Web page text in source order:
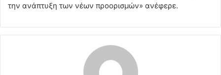
την ανάπτυξη των νέων προορισμών» ανέφερε.